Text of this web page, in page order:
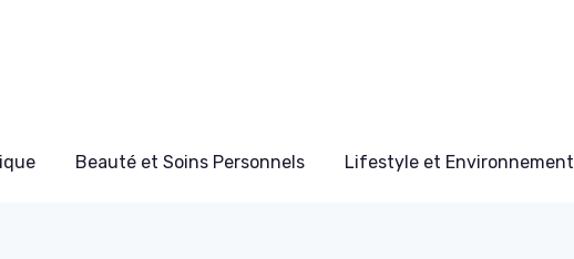
Beauté et Soins Personnels Lifestyle et Environnement